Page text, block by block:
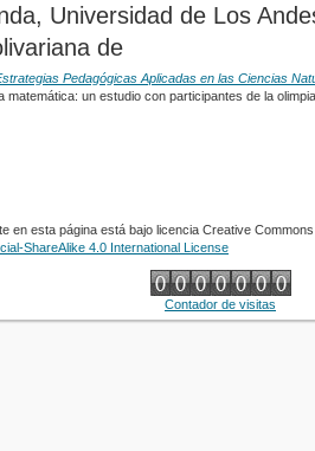
Universidad de Los
de
Pedagógicas Aplicadas en las Ciencias
matemática: un estudio con participantes de la
en esta página está bajo licencia Creative
ShareAlike 4.0 International License
Contador de visitas